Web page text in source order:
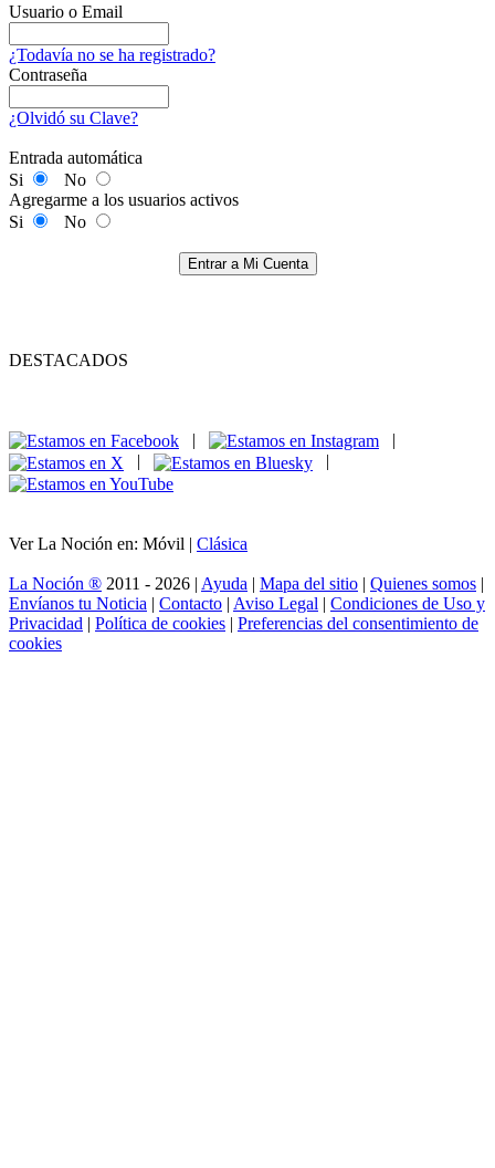
Usuario o Email
¿Todavía no se ha registrado?
Contraseña
¿Olvidó su Clave?
Entrada automática
Si
No
Agregarme a los usuarios activos
Si
No
Entrar a Mi Cuenta
DESTACADOS
|
|
|
|
Ver La Noción en: Móvil | Clásica
La Noción ® 2011 - 2026 | Ayuda | Mapa del sitio | Quienes somos |
Envíanos tu Noticia | Contacto | Aviso Legal | Condiciones de Uso y
Privacidad | Política de cookies | Preferencias del consentimiento de
cookies